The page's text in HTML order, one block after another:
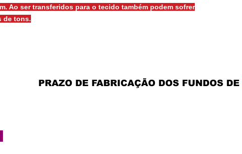
Ao ser transferidos para o tecido também podem sofrer
de tons.
PRAZO DE FABRICAÇÃO DOS FUNDOS DE